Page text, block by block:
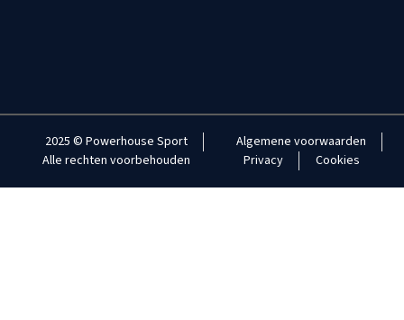
2025 © Powerhouse Sport
Alle rechten voorbehouden
Algemene voorwaarden
Privacy
Cookies